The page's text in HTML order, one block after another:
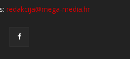
redakcija@mega-media.hr